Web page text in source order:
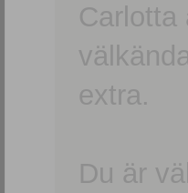
Carlotta
extra.
Du är